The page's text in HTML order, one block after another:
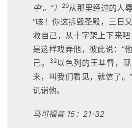
中’。 ”） 29从那里经过的人
“咳！你这拆毁圣殿，三日
救自己，从十字架上下来吧
是这样戏弄他，彼此说：“
己。
32以色列的王基督，
来，叫我们看见，就信了
讥诮他。
马可福音 15：21-32